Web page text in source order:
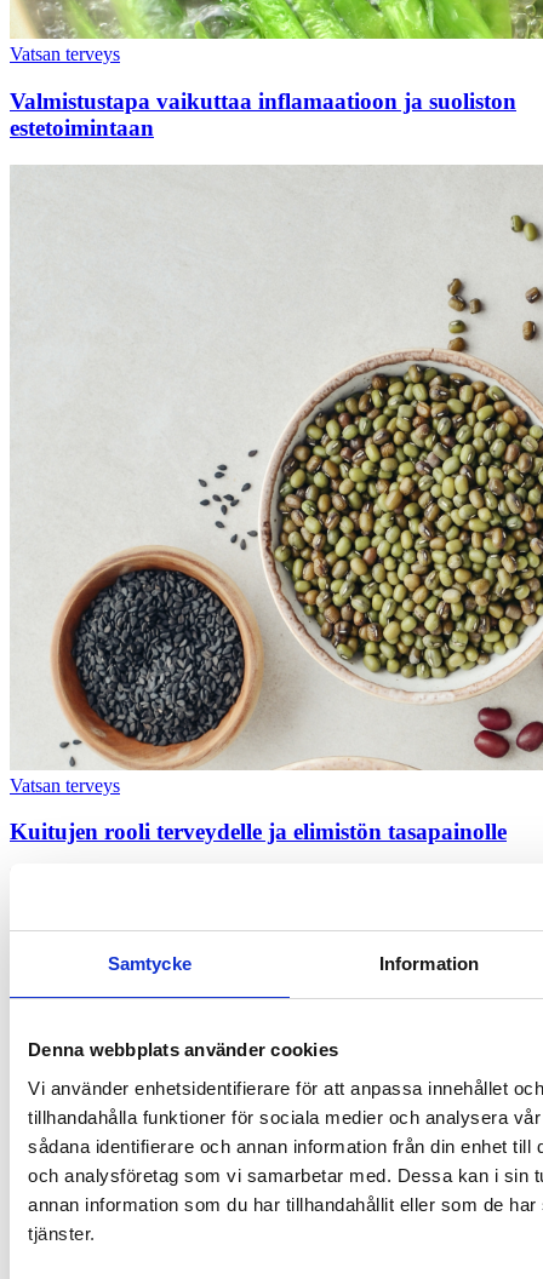
Samtycke Information
Denna webbplats använder cookies
Vi använder enhetsidentifierare för att anpassa innehållet
tillhandahålla funktioner för sociala medier och analysera
sådana identifierare och annan information från din enhet till
och analysföretag som vi samarbetar med. Dessa kan i sin
annan information som du har tillhandahållit eller som de
tjänster.
Vatsan terveys
Valmistustapa vaikuttaa inflamaatioon ja suoliston
estetoimintaan
Vatsan terveys
Kuitujen rooli terveydelle ja elimistön tasapainolle